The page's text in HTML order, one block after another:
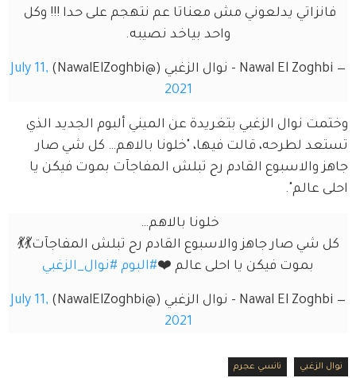
فانزاتي يدلعوني مش معناتا عم نتهجم على حدا !!! وكل
واحد بياخد نصيبه.
— Nawal El Zoghbi - نوال الزغبي (@NawalElZoghbi)
July 11,
2021
وختمت نوال الزغبي بتغريدة عن الميني ألبوم الجديد الذي
تستعد لطرحه، قالت فيها، "خلونا بالاهم… كل شي صار
جاهز والاسبوع القادم رح تبلش المفاجآت بموت فيكن يا
احلى عالم".
خلونا بالاهم…
كل شي صار جاهز والاسبوع القادم رح تبلش المفاجآت💃💃
بموت فيكن يا احلى عالم ❤️#البوم #نوال_الزغبي
— Nawal El Zoghbi - نوال الزغبي (@NawalElZoghbi)
July 11,
2021
نوال الزغبي نانسي عجرم